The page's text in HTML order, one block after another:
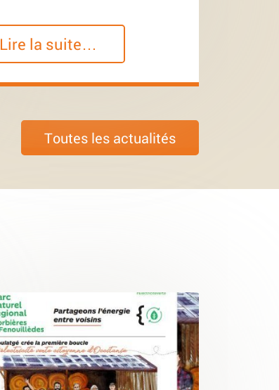
Lire la suite…
Toutes les actualités